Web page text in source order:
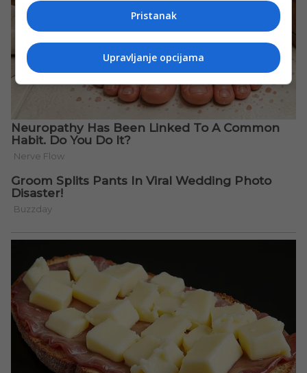
Pristanak
Upravljanje opcijama